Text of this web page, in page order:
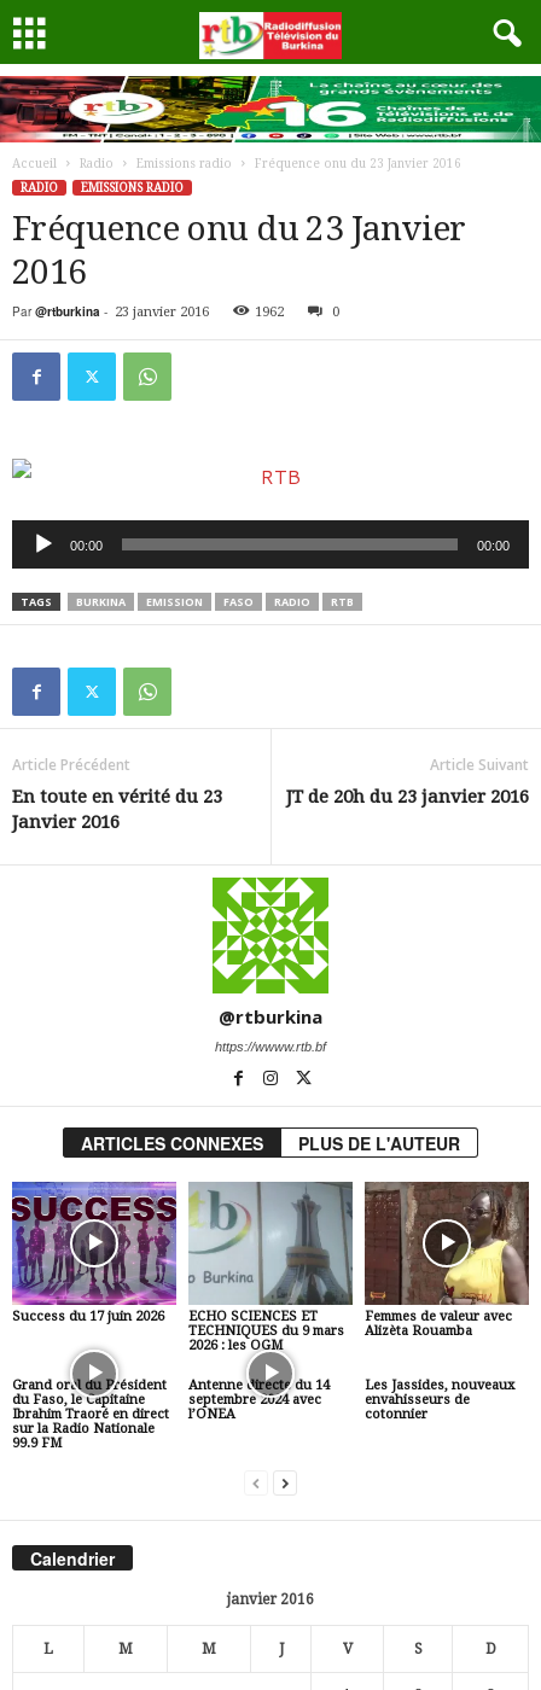
Accueil Radio Emissions radio
Fréquence onu du 23 Janvier 2016
RADIO
EMISSIONS RADIO
Fréquence onu du 23 Janvier
2016
Par @rtburkina - 23 janvier 2016 1962 0
Lecteur
audio
00:00 00:00
TAGS BURKINA EMISSION FASO RADIO RTB
Article Précédent
En toute en vérité du 23
Janvier 2016
Article Suivant
JT de 20h du 23 janvier 2016
@rtburkina
https://wwww.rtb.bf
ARTICLES CONNEXES PLUS DE L'AUTEUR
Success du 17 juin 2026
ECHO SCIENCES ET
TECHNIQUES du 9 mars
2026 : les OGM
Femmes de valeur avec
Alizèta Rouamba
Grand oral du Président
du Faso, le Capitaine
Ibrahim Traoré en direct
sur la Radio Nationale
99.9 FM
Antenne directe du 14
septembre 2024 avec
l’ONEA
Les Jassides, nouveaux
envahisseurs de
cotonnier
Calendrier
janvier 2016
L M M J V S D